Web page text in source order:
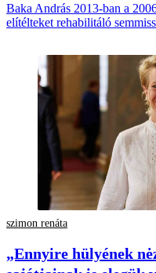
Baka András 2013-ban a
elítélteket rehabilitáló
szimon renáta
„Ennyire hülyének